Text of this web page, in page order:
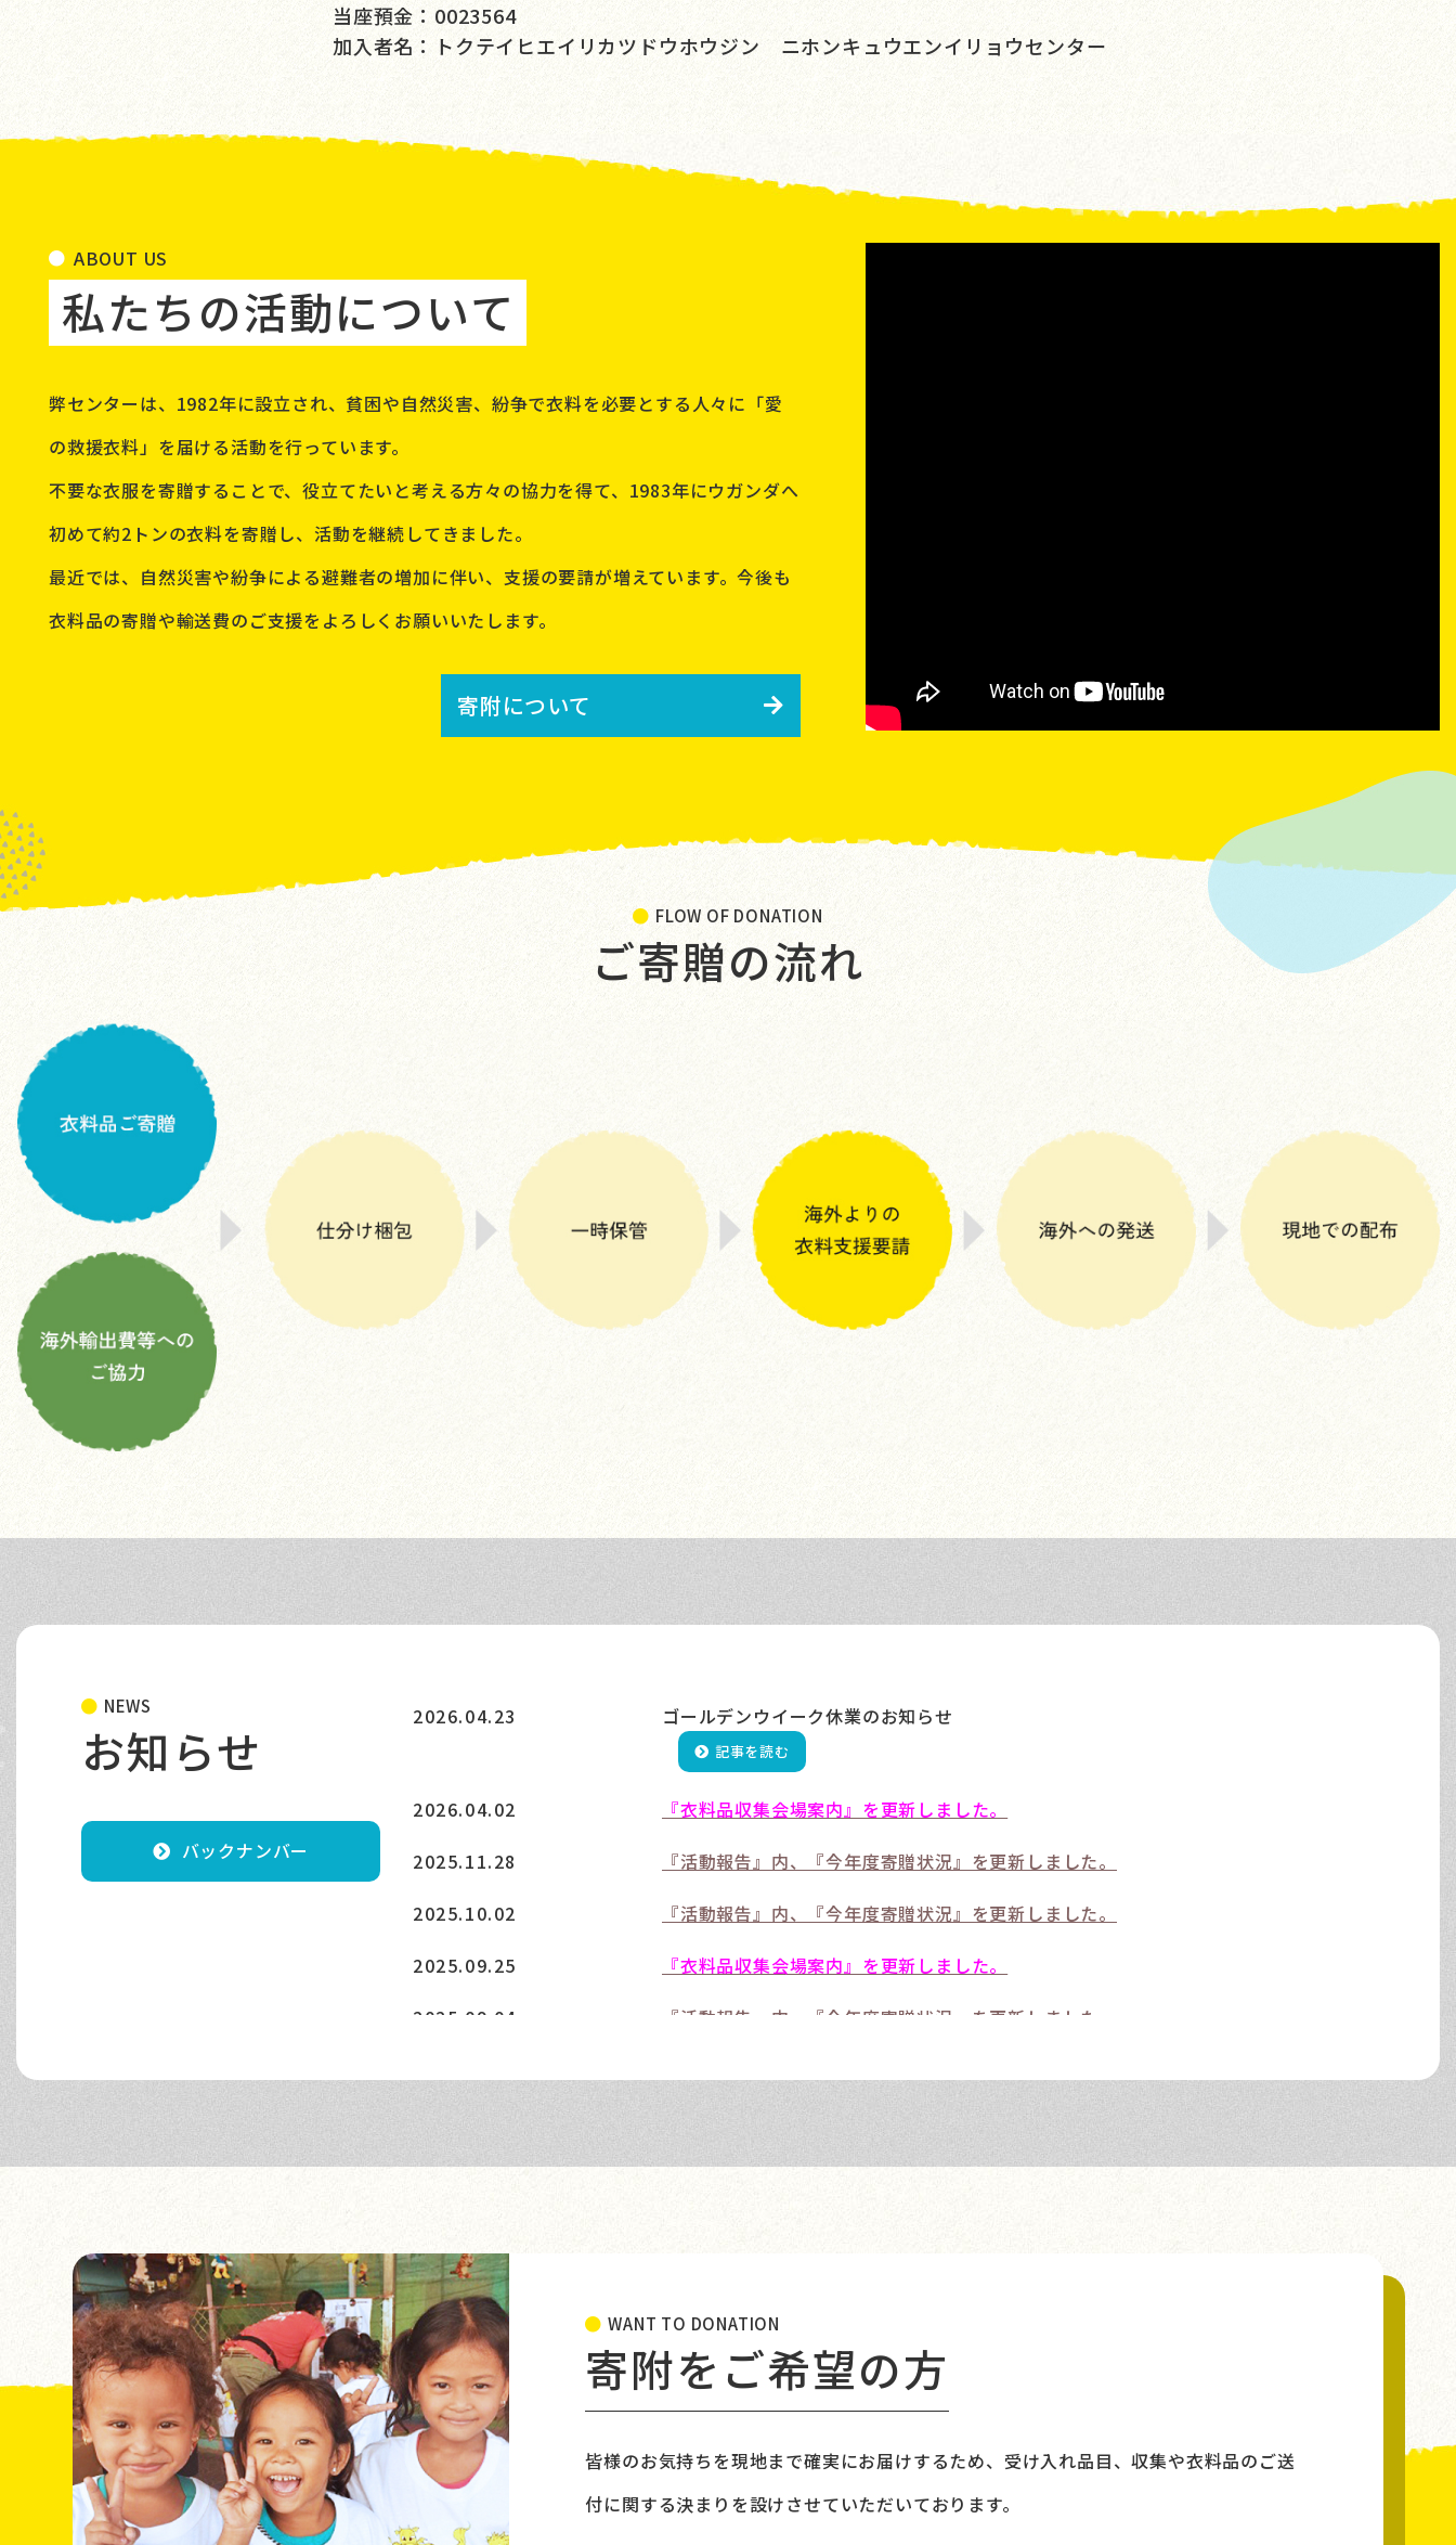
当座預金：0023564
加入者名：トクテイヒエイリカツドウホウジン ニホンキュウエンイリョウセンター
ABOUT US
私たちの活動について
弊センターは、1982年に設立され、貧困や自然災害、紛争で衣料を必要とする人々に「愛
の救援衣料」を届ける活動を行っています。
不要な衣服を寄贈することで、役立てたいと考える方々の協力を得て、1983年にウガンダへ
初めて約2トンの衣料を寄贈し、活動を継続してきました。
最近では、自然災害や紛争による避難者の増加に伴い、支援の要請が増えています。今後も
衣料品の寄贈や輸送費のご支援をよろしくお願いいたします。
寄附について
FLOW OF DONATION
ご寄贈の流れ
NEWS
お知らせ
バックナンバー
2026.04.23 ゴールデンウイーク休業のお知らせ
記事を読む
2026.04.02
『衣料品収集会場案内』を更新しました。
2025.11.28
『活動報告』内、『今年度寄贈状況』を更新しました。
2025.10.02
『活動報告』内、『今年度寄贈状況』を更新しました。
2025.09.25
『衣料品収集会場案内』を更新しました。
2025.09.04
『活動報告』内、『今年度寄贈状況』を更新しました。
2025.04.28
ゴールデンウイーク休業のお知らせ
記事を読む
WANT TO DONATION
寄附をご希望の方
皆様のお気持ちを現地まで確実にお届けするため、受け入れ品目、収集や衣料品のご送
付に関する決まりを設けさせていただいております。